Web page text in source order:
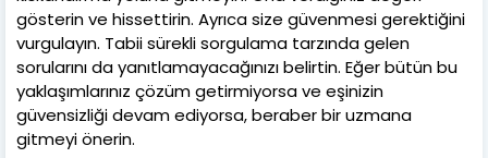
gösterin ve hissettirin. Ayrıca size güvenmesi gerektiğini
vurgulayın. Tabii sürekli sorgulama tarzında gelen
sorularını da yanıtlamayacağınızı belirtin. Eğer bütün bu
yaklaşımlarınız çözüm getirmiyorsa ve eşinizin
güvensizliği devam ediyorsa, beraber bir uzmana
gitmeyi önerin.